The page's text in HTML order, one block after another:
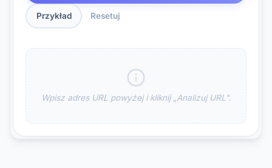
Przykład Resetuj
Wpisz adres URL powyżej i kliknij „Analizuj URL".